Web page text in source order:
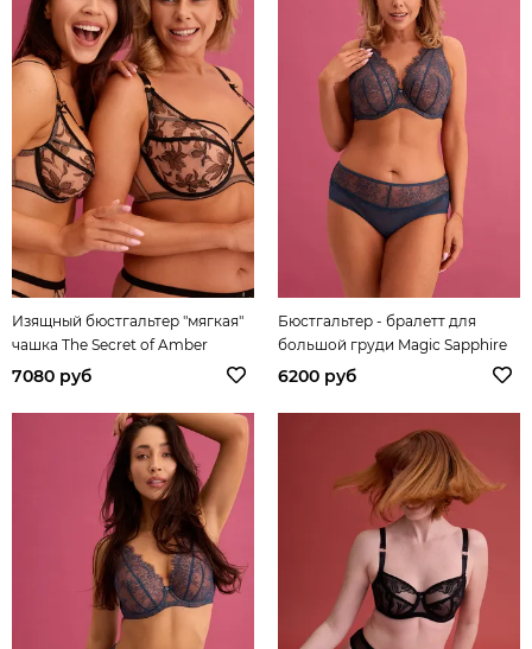
Изящный бюстгальтер "мягкая"
чашка The Secret of Amber
7080 руб
Бюстгальтер - бралетт для
большой груди Magic Sapphire
6200 руб